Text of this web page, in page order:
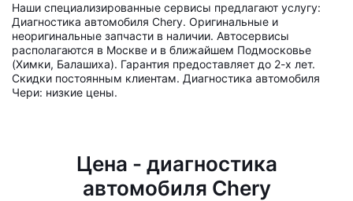
Наши специализированные сервисы предлагают услугу:
Диагностика автомобиля Chery. Оригинальные и
неоригинальные запчасти в наличии. Автосервисы
располагаются в Москве и в ближайшем Подмосковье
(Химки, Балашиха). Гарантия предоставляет до 2-х лет.
Скидки постоянным клиентам. Диагностика автомобиля
Чери: низкие цены.
Цена - диагностика
автомобиля Chery